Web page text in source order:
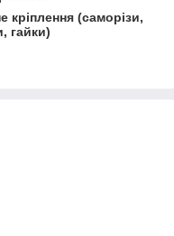
кріплення (саморізи,
гайки)